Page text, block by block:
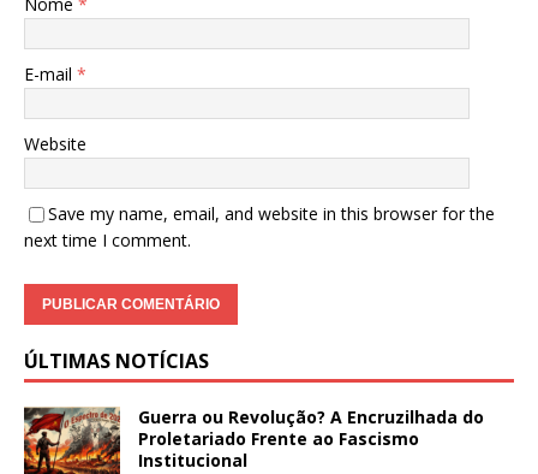
E-mail *
Website
Save my name, email, and website in this browser for the
next time I comment.
ÚLTIMAS NOTÍCIAS
Guerra ou Revolução? A Encruzilhada do
Proletariado Frente ao Fascismo
Institucional